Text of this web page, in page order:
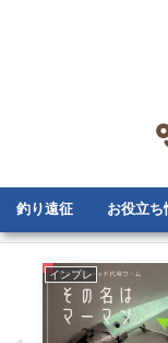
釣り遠征 お役立ち
インプレ